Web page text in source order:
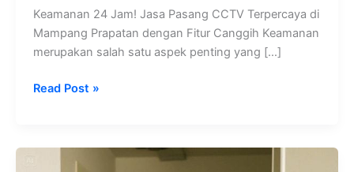
Keamanan 24 Jam! Jasa Pasang CCTV Terpercaya di
Mampang Prapatan dengan Fitur Canggih Keamanan
merupakan salah satu aspek penting yang […]
Read Post »